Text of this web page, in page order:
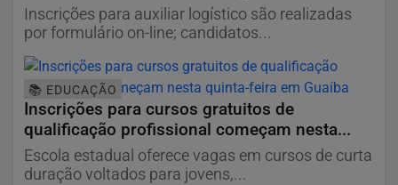
Inscrições para auxiliar logístico são realizadas
por formulário on-line; candidatos...
📚 EDUCAÇÃO
Inscrições para cursos gratuitos de
qualificação profissional começam nesta...
Escola estadual oferece vagas em cursos de curta
duração voltados para jovens,...